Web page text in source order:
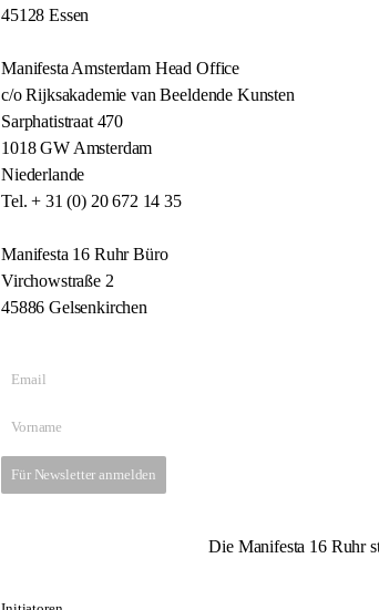
45128 Essen
Manifesta Amsterdam Head Office
c/o Rijksakademie van Beeldende Kunsten
Sarphatistraat 470
1018 GW Amsterdam
Niederlande
Tel. + 31 (0) 20 672 14 35
Manifesta 16 Ruhr Büro
Virchowstraße 2
45886 Gelsenkirchen
Für Newsletter anmelden
Die Manifesta 16 Ruhr